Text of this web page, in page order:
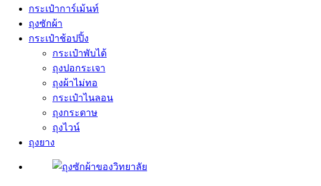
กระเป๋าการ์เม้นท์
ถุงซักผ้า
กระเป๋าช้อปปิ้ง
กระเป๋าพับได้
ถุงปอกระเจา
ถุงผ้าไม่ทอ
กระเป๋าไนลอน
ถุงกระดาษ
ถุงไวน์
ถุงยาง